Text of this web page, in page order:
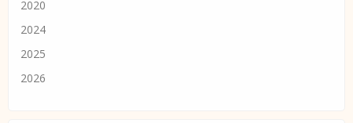
2020
2024
2025
2026